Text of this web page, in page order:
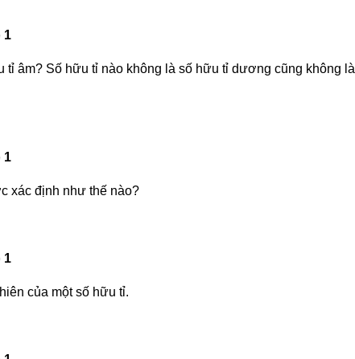
1
âm? Số hữu tỉ nào không là số hữu tỉ dương cũng không là
1
xác định như thế nào?
1
của một số hữu tỉ.